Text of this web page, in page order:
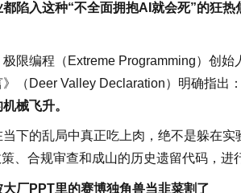
陷入这种“不全面拥抱AI就会死”的狂
限编程（Extreme Programming）创
（Deer Valley Declaration）明确指出：
械飞升。
下的乱局中真正吃上肉，绝不是躲在
、合规审查和成山的历史遗留代码，进
厂PPT里的赛博独角兽当韭菜割了